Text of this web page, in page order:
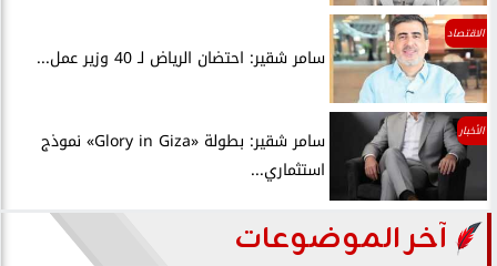
الاقتصاد
سامر شقير: احتضان الرياض لـ 40 وزير عمل...
الأخبار
سامر شقير: بطولة «Glory in Giza» نموذج
استثماري...
آخر الموضوعات